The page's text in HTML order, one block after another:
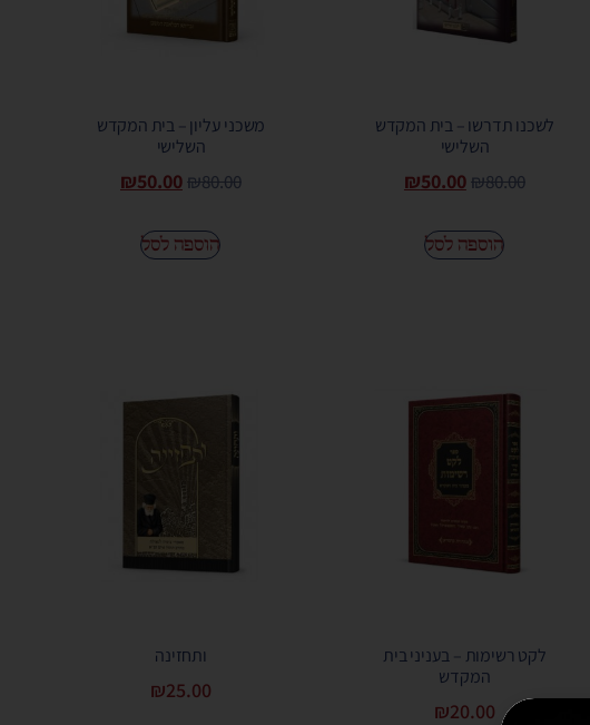
לשכנו תדרשו – בית המקדש
השלישי
₪80.00
₪50.00
הוספה לסל
משכני עליון – בית המקדש
השלישי
₪80.00
₪50.00
הוספה לסל
לקט רשימות – בעניני בית
המקדש
₪20.00
ותחזינה
₪25.00